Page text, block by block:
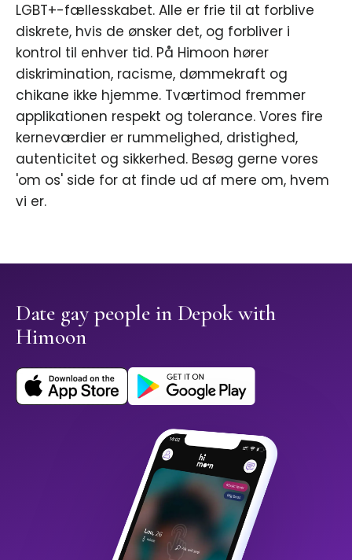
LGBT+-fællesskabet. Alle er frie til at forblive
diskrete, hvis de ønsker det, og forbliver i
kontrol til enhver tid. På Himoon hører
diskrimination, racisme, dømmekraft og
chikane ikke hjemme. Tværtimod fremmer
applikationen respekt og tolerance. Vores fire
kerneværdier er rummelighed, dristighed,
autenticitet og sikkerhed. Besøg gerne vores
'om os' side for at finde ud af mere om, hvem
vi er.
Date gay people in Depok with
Himoon